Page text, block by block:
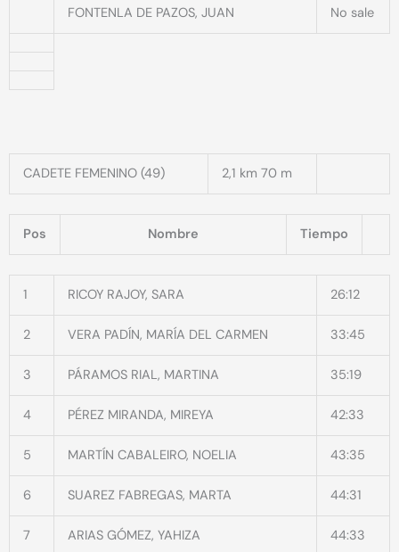
FONTENLA DE PAZOS, JUAN No sale
CADETE FEMENINO (49) 2,1 km 70 m
Pos Nombre Tiempo
1 RICOY RAJOY, SARA 26:12
2 VERA PADÍN, MARÍA DEL CARMEN 33:45
3 PÁRAMOS RIAL, MARTINA 35:19
4 PÉREZ MIRANDA, MIREYA 42:33
5 MARTÍN CABALEIRO, NOELIA 43:35
6 SUAREZ FABREGAS, MARTA 44:31
7 ARIAS GÓMEZ, YAHIZA 44:33